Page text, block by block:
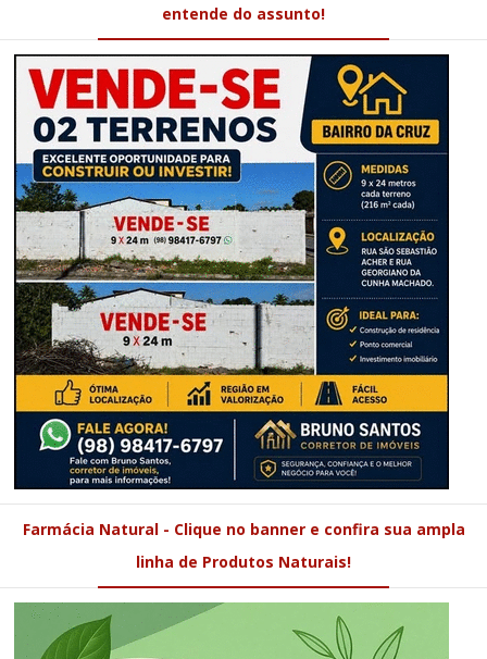
entende do assunto!
Farmácia Natural - Clique no banner e confira sua ampla
linha de Produtos Naturais!